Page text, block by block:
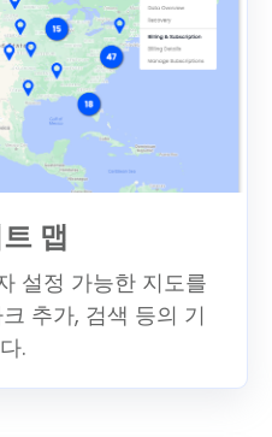
맵
설정 가능한 지도를
추가, 검색 등의 기
.